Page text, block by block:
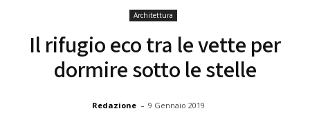
Architettura
Il rifugio eco tra le vette per
dormire sotto le stelle
Redazione - 9 Gennaio 2019